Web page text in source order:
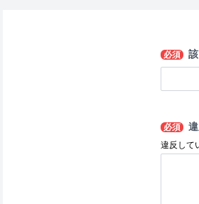
必須
必須
違反して